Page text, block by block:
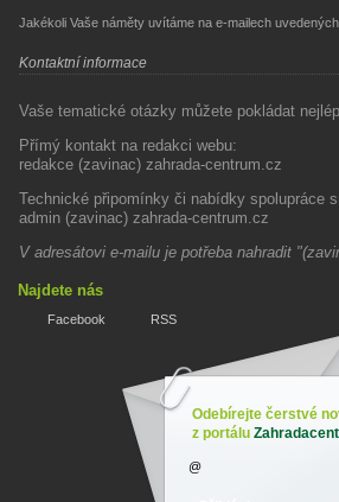
Jakékoli Vaše náměty uvítáme na e-mailech
Kontaktní informace
Vaše tematické otázky můžete pokládat
Přímý kontakt na redakci webu:
redakce (zavinac) zahrada-centrum.cz
Technické připomínky či nabídky spolupráce
admin (zavinac) zahrada-centrum.cz
V adresátovi e-mailu je potřeba nahradit
Najdete nás
Facebook RSS
Odebírejte čerstvé
z portálu